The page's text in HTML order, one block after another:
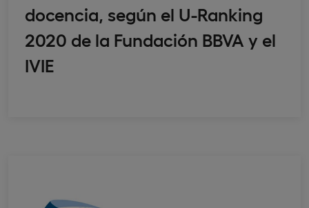
docencia, según el U-Ranking
2020 de la Fundación BBVA y el
IVIE